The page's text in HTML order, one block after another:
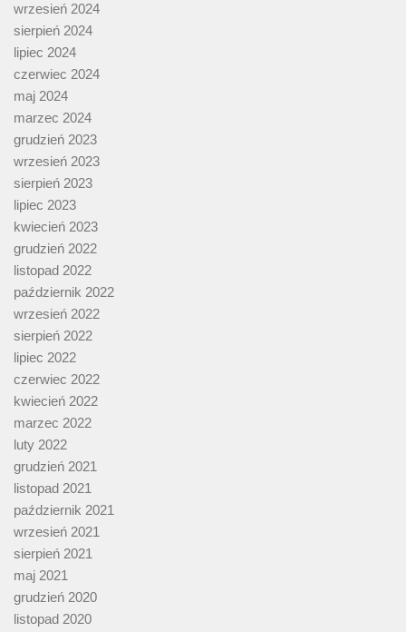
wrzesień 2024
sierpień 2024
lipiec 2024
czerwiec 2024
maj 2024
marzec 2024
grudzień 2023
wrzesień 2023
sierpień 2023
lipiec 2023
kwiecień 2023
grudzień 2022
listopad 2022
październik 2022
wrzesień 2022
sierpień 2022
lipiec 2022
czerwiec 2022
kwiecień 2022
marzec 2022
luty 2022
grudzień 2021
listopad 2021
październik 2021
wrzesień 2021
sierpień 2021
maj 2021
grudzień 2020
listopad 2020